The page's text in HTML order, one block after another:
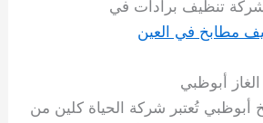
تنظيف برادات في
مطابخ في العين
أبوظبي
تُعتبر شركة الحياة كلين من